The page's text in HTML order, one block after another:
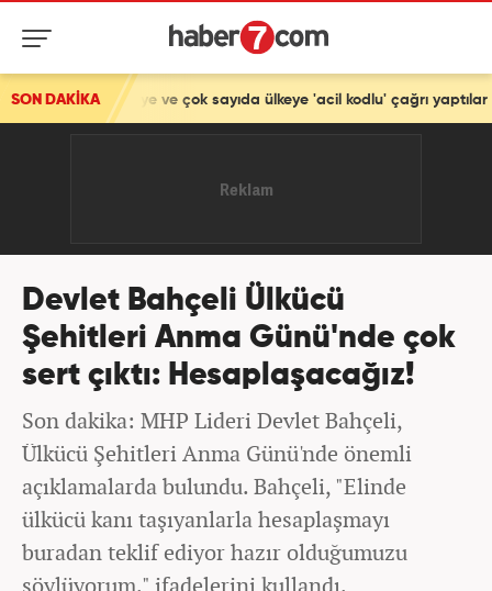
SON DAKİKA
ve çok sayıda ülkeye 'acil kodlu' çağrı yaptılar
Devlet Bahçeli Ülkücü
Şehitleri Anma Günü'nde çok
sert çıktı: Hesaplaşacağız!
Son dakika: MHP Lideri Devlet Bahçeli,
Ülkücü Şehitleri Anma Günü'nde önemli
açıklamalarda bulundu. Bahçeli, "Elinde
ülkücü kanı taşıyanlarla hesaplaşmayı
buradan teklif ediyor hazır olduğumuzu
söylüyorum." ifadelerini kullandı.